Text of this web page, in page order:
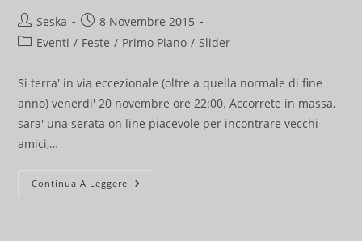
Autore
dell'articolo:
Seska
Articolo
pubblicato:
8 Novembre 2015
Categoria
Eventi / Feste / Primo Piano / Slider
Si terra' in via eccezionale (oltre a quella normale di fine
anno) venerdi' 20 novembre ore 22:00. Accorrete in massa,
sara' una serata on line piacevole per incontrare vecchi
amici,…
Continua A Leggere Mega